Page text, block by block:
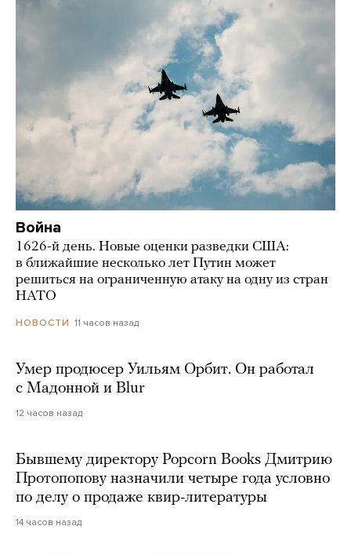
Война
1626-й день. Новые оценки разведки США:
в ближайшие несколько лет Путин может
решиться на ограниченную атаку на одну из стран
НАТО
НОВОСТИ 11 часов назад
Умер продюсер Уильям Орбит. Он работал
с Мадонной и Blur
12 часов назад
Бывшему директору Popcorn Books Дмитрию
Протопопову назначили четыре года условно
по делу о продаже квир-литературы
14 часов назад